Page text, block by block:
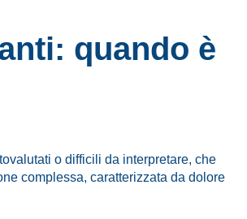
quando è
o difficili da interpretare, che
complessa, caratterizzata da dolore